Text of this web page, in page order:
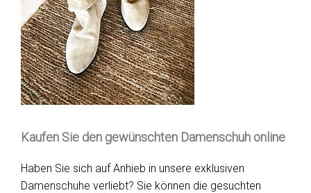
Kaufen Sie den gewünschten Damenschuh online
Haben Sie sich auf Anhieb in unsere exklusiven
Damenschuhe verliebt? Sie können die gesuchten